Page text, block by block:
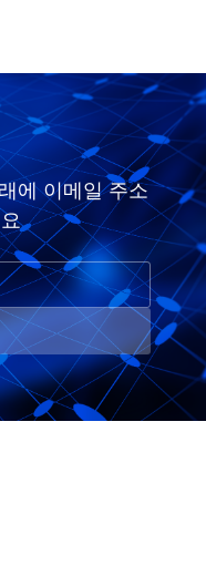
에 이메일 주소